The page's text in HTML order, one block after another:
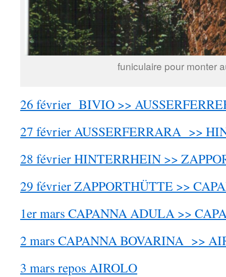
funiculaire pour monter
26 février BIVIO >>
27 février AUSSERFERRARA >>
28 février HINTERRHEIN >>
29 février ZAPPORTHÜTTE >>
1er mars CAPANNA ADULA >>
2 mars CAPANNA BOVARINA >>
3 mars repos AIROLO